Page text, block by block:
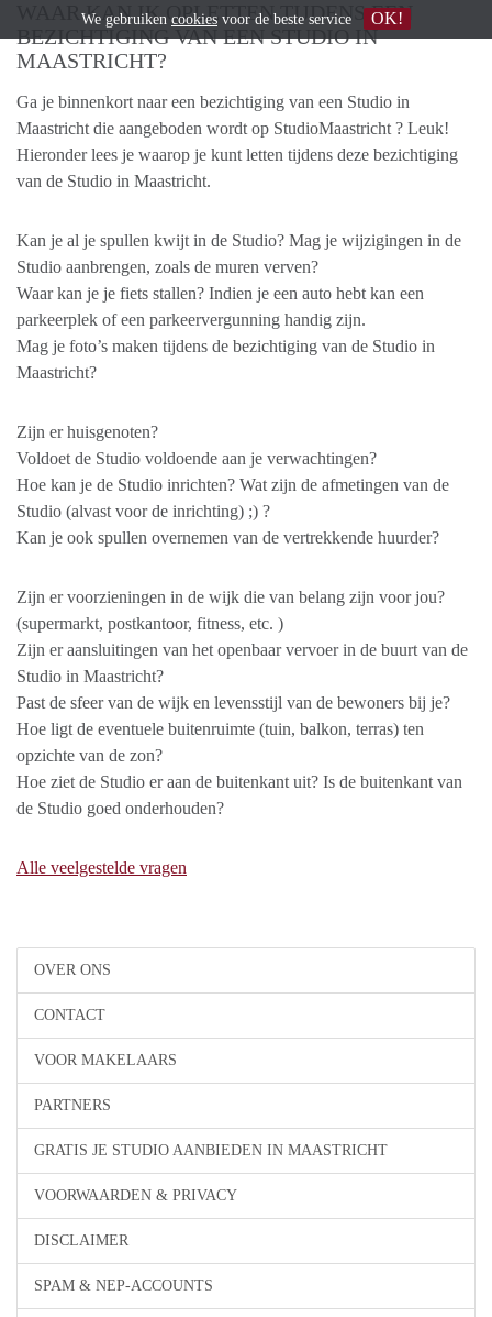
OVER ONS
CONTACT
VOOR MAKELAARS
PARTNERS
GRATIS JE STUDIO AANBIEDEN IN MAASTRICHT
VOORWAARDEN & PRIVACY
DISCLAIMER
SPAM & NEP-ACCOUNTS
WAAR KAN IK OPLETTEN TIJDENS EEN
BEZICHTIGING VAN EEN STUDIO IN
MAASTRICHT?
Ga je binnenkort naar een bezichtiging van een Studio in
Maastricht die aangeboden wordt op StudioMaastricht ? Leuk!
Hieronder lees je waarop je kunt letten tijdens deze bezichtiging
van de Studio in Maastricht.
Kan je al je spullen kwijt in de Studio? Mag je wijzigingen in de
Studio aanbrengen, zoals de muren verven?
Waar kan je je fiets stallen? Indien je een auto hebt kan een
parkeerplek of een parkeervergunning handig zijn.
Mag je foto’s maken tijdens de bezichtiging van de Studio in
Maastricht?
Zijn er huisgenoten?
Voldoet de Studio voldoende aan je verwachtingen?
Hoe kan je de Studio inrichten? Wat zijn de afmetingen van de
Studio (alvast voor de inrichting) ;) ?
Kan je ook spullen overnemen van de vertrekkende huurder?
Zijn er voorzieningen in de wijk die van belang zijn voor jou?
(supermarkt, postkantoor, fitness, etc. )
Zijn er aansluitingen van het openbaar vervoer in de buurt van de
Studio in Maastricht?
Past de sfeer van de wijk en levensstijl van de bewoners bij je?
Hoe ligt de eventuele buitenruimte (tuin, balkon, terras) ten
opzichte van de zon?
Hoe ziet de Studio er aan de buitenkant uit? Is de buitenkant van
de Studio goed onderhouden?
Alle veelgestelde vragen
We gebruiken cookies voor de beste service OK!